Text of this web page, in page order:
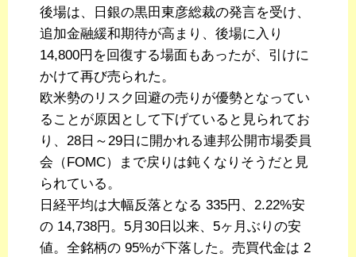
後場は、日銀の黒田東彦総裁の発言を受け、
追加金融緩和期待が高まり、後場に入り
14,800円を回復する場面もあったが、引けに
かけて再び売られた。
欧米勢のリスク回避の売りが優勢となってい
ることが原因として下げていると見られてお
り、28日～29日に開かれる連邦公開市場委員
会（FOMC）まで戻りは鈍くなりそうだと見
られている。
日経平均は大幅反落となる 335円、2.22%安
の 14,738円。5月30日以来、5ヶ月ぶりの安
値。全銘柄の 95%が下落した。売買代金は 2